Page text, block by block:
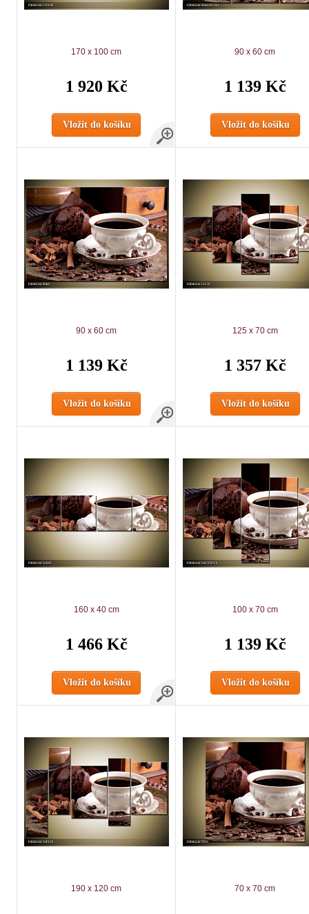
170 x 100 cm
1 920 Kč
Vložit do košíku
90 x 60 cm
1 139 Kč
Vložit do košíku
90 x 60 cm
1 139 Kč
Vložit do košíku
125 x 70 cm
1 357 Kč
Vložit do košíku
160 x 40 cm
1 466 Kč
Vložit do košíku
100 x 70 cm
1 139 Kč
Vložit do košíku
190 x 120 cm 70 x 70 cm